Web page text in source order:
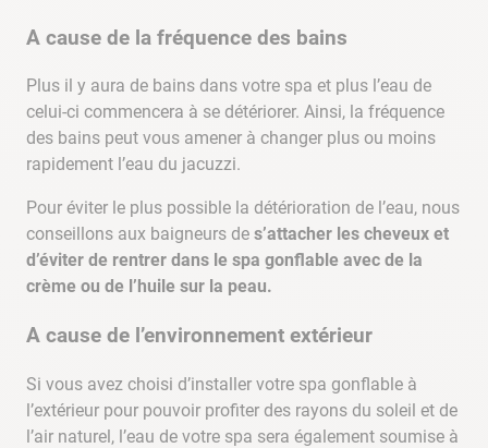
A cause de la fréquence des bains
Plus il y aura de bains dans votre spa et plus l’eau de
celui-ci commencera à se détériorer. Ainsi, la fréquence
des bains peut vous amener à changer plus ou moins
rapidement l’eau du jacuzzi.
Pour éviter le plus possible la détérioration de l’eau, nous
conseillons aux baigneurs de s’attacher les cheveux et
d’éviter de rentrer dans le spa gonflable avec de la
crème ou de l’huile sur la peau.
A cause de l’environnement extérieur
Si vous avez choisi d’installer votre spa gonflable à
l’extérieur pour pouvoir profiter des rayons du soleil et de
l’air naturel, l’eau de votre spa sera également soumise à